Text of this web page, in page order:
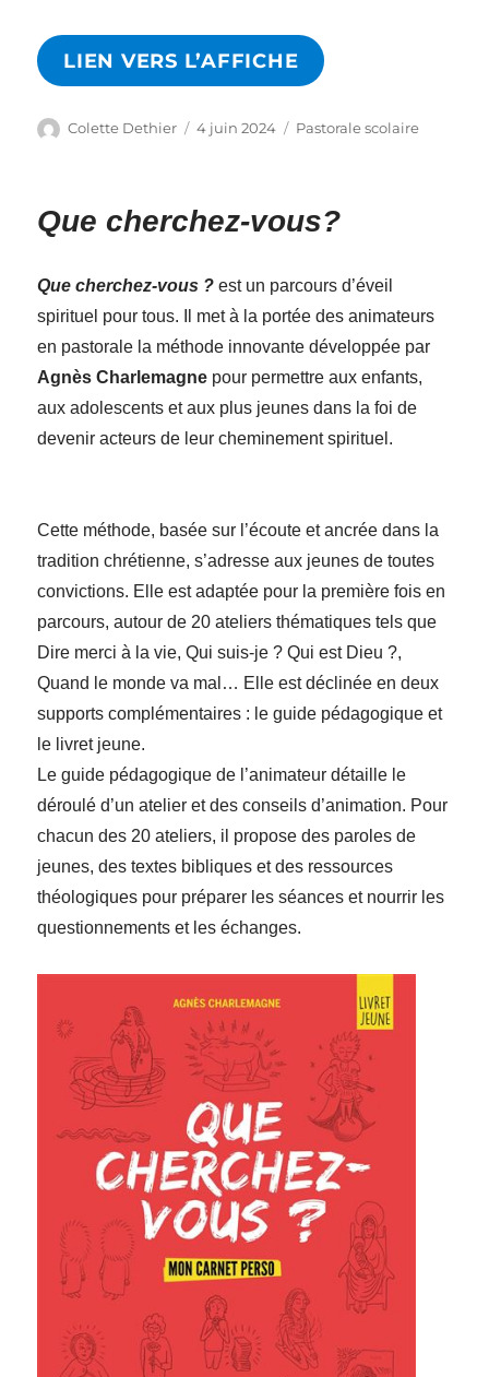
LIEN VERS L’AFFICHE
Auteur
Colette Dethier
Publié
4 juin 2024 Catégories
Pastorale scolaire
Que cherchez-vous?
Que cherchez-vous ? est un parcours d’éveil
spirituel pour tous. Il met à la portée des animateurs
en pastorale la méthode innovante développée par
Agnès Charlemagne pour permettre aux enfants,
aux adolescents et aux plus jeunes dans la foi de
devenir acteurs de leur cheminement spirituel.
Cette méthode, basée sur l’écoute et ancrée dans la
tradition chrétienne, s’adresse aux jeunes de toutes
convictions. Elle est adaptée pour la première fois en
parcours, autour de 20 ateliers thématiques tels que
Dire merci à la vie, Qui suis-je ? Qui est Dieu ?,
Quand le monde va mal… Elle est déclinée en deux
supports complémentaires : le guide pédagogique et
le livret jeune.
Le guide pédagogique de l’animateur détaille le
déroulé d’un atelier et des conseils d’animation. Pour
chacun des 20 ateliers, il propose des paroles de
jeunes, des textes bibliques et des ressources
théologiques pour préparer les séances et nourrir les
questionnements et les échanges.